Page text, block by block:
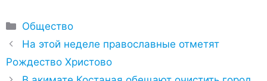
Рубрики
Общество
На этой неделе православные отметят
Рождество Христово